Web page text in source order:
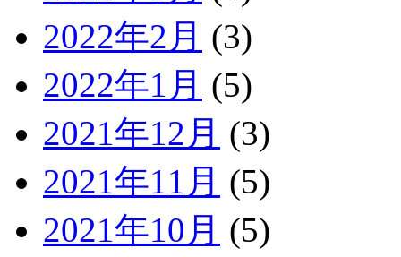
2022年2月 (3)
2022年1月 (5)
2021年12月 (3)
2021年11月 (5)
2021年10月 (5)